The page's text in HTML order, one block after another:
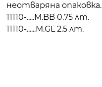
неотваряна опаковка.
11110-.....M.BB 0.75 лт.
11110-......M.GL 2.5 лт.